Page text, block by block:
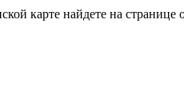
карте найдете на